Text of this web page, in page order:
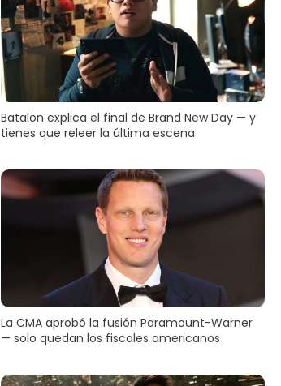
Batalon explica el final de Brand New Day — y
tienes que releer la última escena
La CMA aprobó la fusión Paramount-Warner
— solo quedan los fiscales americanos